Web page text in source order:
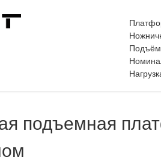
подъёмника Номинальная
подъемная